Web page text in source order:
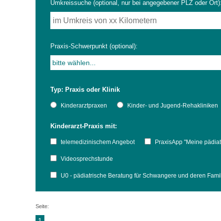
Impfsicherheit
Notdienste
Empfehlungen
Familienzeit
Umkreissuche (optional, nur bei angegebener PLZ oder Ort):
Praxis-Schwerpunkt (optional):
Typ: Praxis oder Klinik
Kinderarztpraxen Kinder- und Jugend-Rehakliniken
Kinderarzt-Praxis mit:
telemedizinischem Angebot PraxisApp "Meine
Videosprechstunde
U0 - pädiatrische Beratung für Schwangere und deren
Seite: